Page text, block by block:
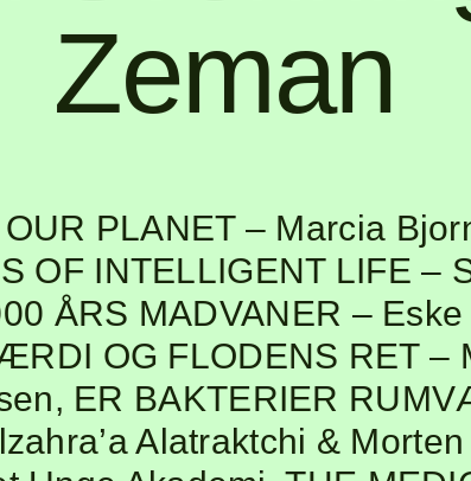
Zeman
PLANET– Marcia
OF INTELLIGENT LIFE –
ÅRS MADVANER –
OG FLODENS RET–
, ER BAKTERIER
Alatraktchi &